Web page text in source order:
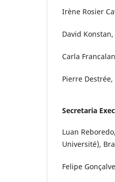
Irène Rosier
David
Carla
Pierre
Secretaria
Luan
Université),
Felipe